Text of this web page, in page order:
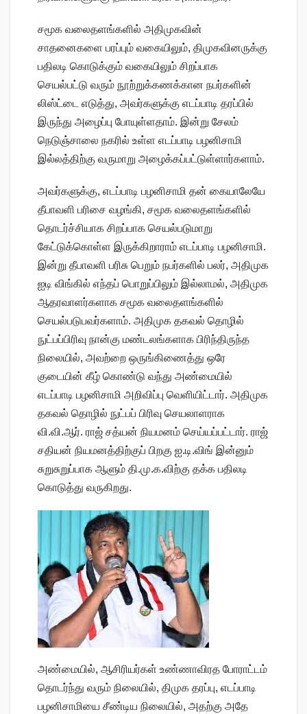
சமூக வலைதளங்களில் அதிமுகவின்
சாதனைகளை பரப்பும் வகையிலும், திமுகவினருக்கு
பதிலடி கொடுக்கும் வகையிலும் சிறப்பாக
செயல்பட்டு வரும் நூற்றுக்கணக்கான நபர்களின்
லிஸ்ட்டை எடுத்து, அவர்களுக்கு எடப்பாடி தரப்பில்
இருந்து அழைப்பு போயுள்ளதாம். இன்று சேலம்
நெடுஞ்சாலை நகரில் உள்ள எடப்பாடி பழனிசாமி
இல்லத்திற்கு வருமாறு அழைக்கப்பட்டுள்ளார்களாம்.
அவர்களுக்கு, எடப்பாடி பழனிசாமி தன் கையாலேயே
தீபாவளி பரிசை வழங்கி, சமூக வலைதளங்களில்
தொடர்ச்சியாக சிறப்பாக செயல்படுமாறு
கேட்டுக்கொள்ள இருக்கிறாராம் எடப்பாடி பழனிசாமி.
இன்று தீபாவளி பரிசு பெறும் நபர்களில் பலர், அதிமுக
ஐடி விங்கில் எந்தப் பொறுப்பிலும் இல்லாமல், அதிமுக
ஆதரவாளர்களாக சமூக வலைதளங்களில்
செயல்படுபவர்களாம். அதிமுக தகவல் தொழில்
நுட்பப்பிரிவு நான்கு மண்டலங்களாக பிரிந்திருந்த
நிலையில், அவற்றை ஒருங்கிணைத்து ஒரே
குடையின் கீழ் கொண்டு வந்து அண்மையில்
எடப்பாடி பழனிசாமி அறிவிப்பு வெளியிட்டார். அதிமுக
தகவல் தொழில் நுட்பப் பிரிவு செயலாளராக
வி.வி.ஆர். ராஜ் சத்யன் நியமனம் செய்யப்பட்டார். ராஜ்
சதியன் நியமனத்திற்குப் பிறகு ஐ.டி.விங் இன்னும்
சுறுசுறுப்பாக ஆளும் தி.மு.க.விற்கு தக்க பதிலடி
கொடுத்து வருகிறது.
அண்மையில், ஆசிரியர்கள் உண்ணாவிரத போராட்டம்
தொடர்ந்து வரும் நிலையில், திமுக தரப்பு, எடப்பாடி
பழனிசாமியை சீண்டிய நிலையில், அதற்கு அதே